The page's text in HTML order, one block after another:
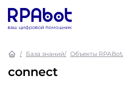
База знаний Объекты RPABot
connect